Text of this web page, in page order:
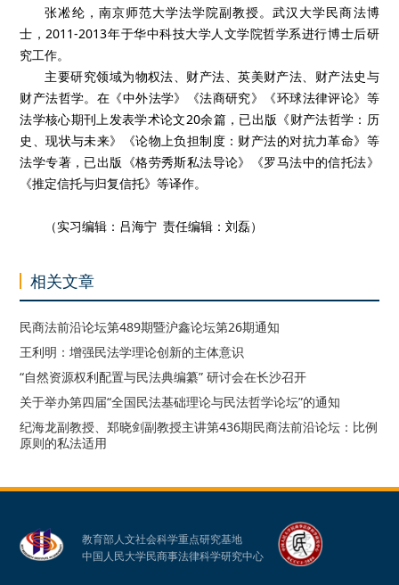
张凇纶，南京师范大学法学院副教授。武汉大学民商法博
士，2011-2013年于华中科技大学人文学院哲学系进行博士后研
究工作。
主要研究领域为物权法、财产法、英美财产法、财产法史与
财产法哲学。在《中外法学》《法商研究》《环球法律评论》等
法学核心期刊上发表学术论文20余篇，已出版《财产法哲学：历
史、现状与未来》《论物上负担制度：财产法的对抗力革命》等
法学专著，已出版《格劳秀斯私法导论》《罗马法中的信托法》
《推定信托与归复信托》等译作。
（实习编辑：吕海宁 责任编辑：刘磊）
相关文章
民商法前沿论坛第489期暨沪鑫论坛第26期通知
王利明：增强民法学理论创新的主体意识
“自然资源权利配置与民法典编纂” 研讨会在长沙召开
关于举办第四届“全国民法基础理论与民法哲学论坛”的通知
纪海龙副教授、郑晓剑副教授主讲第436期民商法前沿论坛：比例
原则的私法适用
教育部人文社会科学重点研究基地
中国人民大学民商事法律科学研究中心